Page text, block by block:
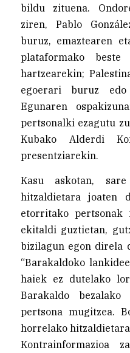
bildu zituena.
ziren, Pablo
buruz, emaztearen
plataformako
hartzearekin;
egoerari buruz
Egunaren
pertsonalki ezagutu
Kubako Alderdi
presentziarekin.
Kasu askotan,
hitzaldietara joaten
etorritako
ekitaldi guztietan,
bizilagun egon direla
“Barakaldoko
haiek ez dutelako
Barakaldo
pertsona mugitzea.
horrelako
Kontrainformazioa